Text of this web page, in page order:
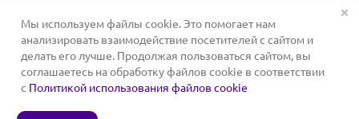
2026 © Сервис для косметологов
Мы используем файлы cookie. Это помогает нам
анализировать взаимодействие посетителей с сайтом и
делать его лучше. Продолжая пользоваться сайтом, вы
соглашаетесь на обработку файлов cookie в соответствии
с Политикой использования файлов cookie